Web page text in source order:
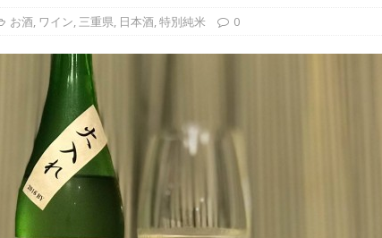
お酒, ワイン, 三重県, 日本酒,特別純米 0